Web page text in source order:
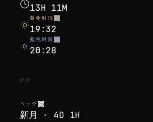
13H 11M
黄金时段
19:32
蓝色时段
20:28
周期
下一个
新月 · 4D 1H